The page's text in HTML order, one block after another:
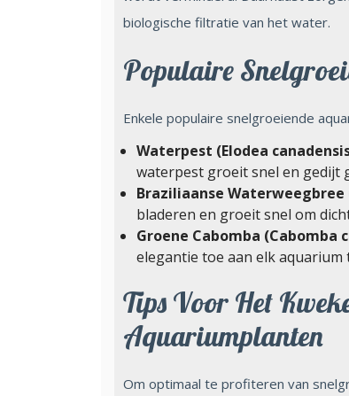
biologische filtratie van het water.
Populaire
Enkele populaire snelgroeiende
Waterpest (Elodea
waterpest groeit snel en gedijt
Braziliaanse Waterweegbree
bladeren en groeit snel om
Groene Cabomba (Cabomba
elegantie toe aan elk
Tips Voor Het
Aquariumplanten
Om optimaal te profiteren van